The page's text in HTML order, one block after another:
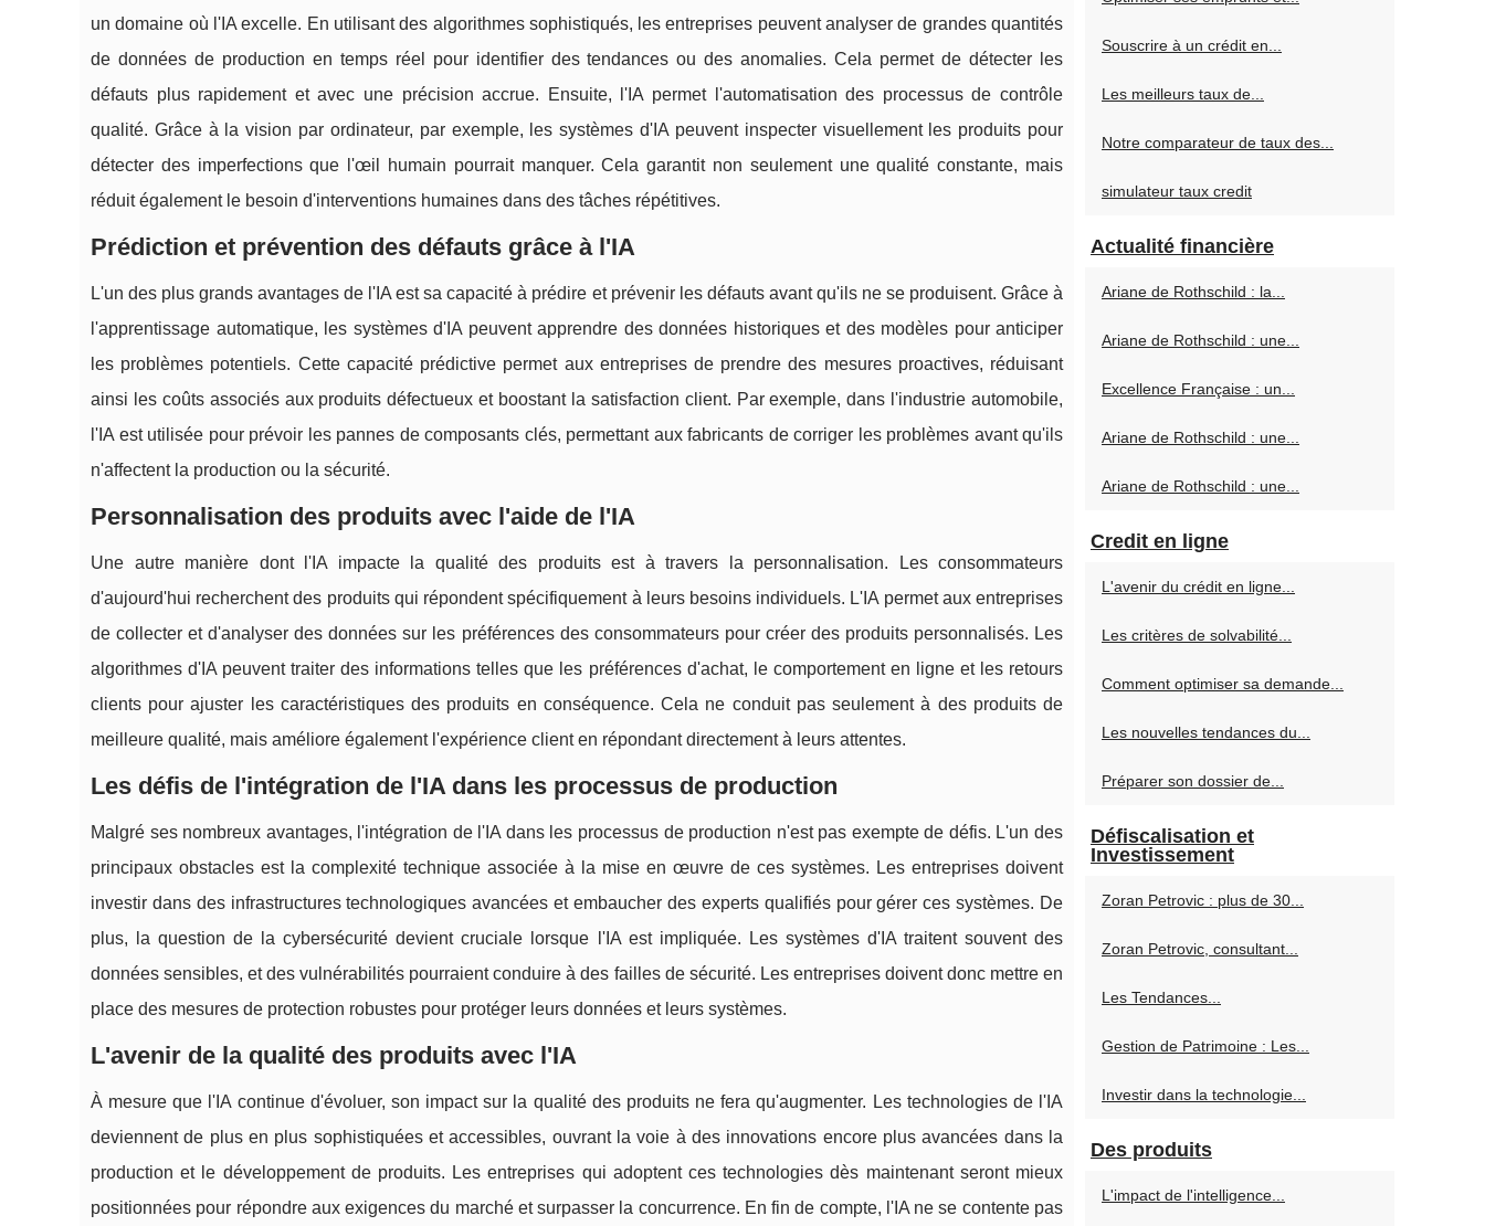
un domaine où l'IA excelle. En utilisant des algorithmes sophistiqués, les entreprises peuvent analyser de grandes quantités
de données de production en temps réel pour identifier des tendances ou des anomalies. Cela permet de détecter les
défauts plus rapidement et avec une précision accrue. Ensuite, l'IA permet l'automatisation des processus de contrôle
qualité. Grâce à la vision par ordinateur, par exemple, les systèmes d'IA peuvent inspecter visuellement les produits pour
détecter des imperfections que l'œil humain pourrait manquer. Cela garantit non seulement une qualité constante, mais
réduit également le besoin d'interventions humaines dans des tâches répétitives.
Prédiction et prévention des défauts grâce à l'IA
L'un des plus grands avantages de l'IA est sa capacité à prédire et prévenir les défauts avant qu'ils ne se produisent. Grâce à
l'apprentissage automatique, les systèmes d'IA peuvent apprendre des données historiques et des modèles pour anticiper
les problèmes potentiels. Cette capacité prédictive permet aux entreprises de prendre des mesures proactives, réduisant
ainsi les coûts associés aux produits défectueux et boostant la satisfaction client. Par exemple, dans l'industrie automobile,
l'IA est utilisée pour prévoir les pannes de composants clés, permettant aux fabricants de corriger les problèmes avant qu'ils
n'affectent la production ou la sécurité.
Personnalisation des produits avec l'aide de l'IA
Une autre manière dont l'IA impacte la qualité des produits est à travers la personnalisation. Les consommateurs
d'aujourd'hui recherchent des produits qui répondent spécifiquement à leurs besoins individuels. L'IA permet aux entreprises
de collecter et d'analyser des données sur les préférences des consommateurs pour créer des produits personnalisés. Les
algorithmes d'IA peuvent traiter des informations telles que les préférences d'achat, le comportement en ligne et les retours
clients pour ajuster les caractéristiques des produits en conséquence. Cela ne conduit pas seulement à des produits de
meilleure qualité, mais améliore également l'expérience client en répondant directement à leurs attentes.
Les défis de l'intégration de l'IA dans les processus de production
Malgré ses nombreux avantages, l'intégration de l'IA dans les processus de production n'est pas exempte de défis. L'un des
principaux obstacles est la complexité technique associée à la mise en œuvre de ces systèmes. Les entreprises doivent
investir dans des infrastructures technologiques avancées et embaucher des experts qualifiés pour gérer ces systèmes. De
plus, la question de la cybersécurité devient cruciale lorsque l'IA est impliquée. Les systèmes d'IA traitent souvent des
données sensibles, et des vulnérabilités pourraient conduire à des failles de sécurité. Les entreprises doivent donc mettre en
place des mesures de protection robustes pour protéger leurs données et leurs systèmes.
L'avenir de la qualité des produits avec l'IA
À mesure que l'IA continue d'évoluer, son impact sur la qualité des produits ne fera qu'augmenter. Les technologies de l'IA
deviennent de plus en plus sophistiquées et accessibles, ouvrant la voie à des innovations encore plus avancées dans la
production et le développement de produits. Les entreprises qui adoptent ces technologies dès maintenant seront mieux
positionnées pour répondre aux exigences du marché et surpasser la concurrence. En fin de compte, l'IA ne se contente pas
Souscrire à un crédit en...
Les meilleurs taux de...
Notre comparateur de taux des...
simulateur taux credit
Actualité financière
Ariane de Rothschild : la...
Ariane de Rothschild : une...
Excellence Française : un...
Ariane de Rothschild : une...
Ariane de Rothschild : une...
Credit en ligne
L'avenir du crédit en ligne...
Les critères de solvabilité...
Comment optimiser sa demande...
Les nouvelles tendances du...
Préparer son dossier de...
Défiscalisation et
Investissement
Zoran Petrovic : plus de 30...
Zoran Petrovic, consultant...
Les Tendances...
Gestion de Patrimoine : Les...
Investir dans la technologie...
Des produits
L'impact de l'intelligence...